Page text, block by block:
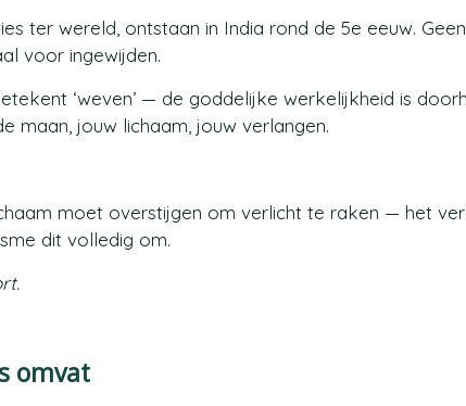
ter wereld, ontstaan in India rond de 5e eeuw.
voor ingewijden.
‘weven’ — de goddelijke werkelijkheid is
maan, jouw lichaam, jouw verlangen.
moet overstijgen om verlicht te raken — het
dit volledig om.
omvat